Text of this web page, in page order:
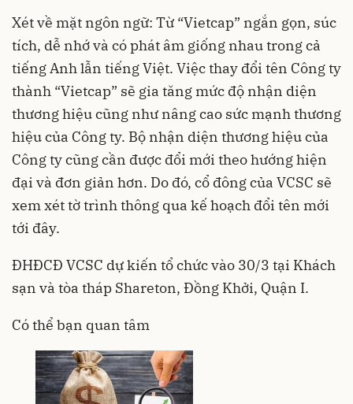
Xét về mặt ngôn ngữ: Từ “Vietcap” ngắn gọn, súc
tích, dễ nhớ và có phát âm giống nhau trong cả
tiếng Anh lẫn tiếng Việt. Việc thay đổi tên Công ty
thành “Vietcap” sẽ gia tăng mức độ nhận diện
thương hiệu cũng như nâng cao sức mạnh thương
hiệu của Công ty. Bộ nhận diện thương hiệu của
Công ty cũng cần được đổi mới theo hướng hiện
đại và đơn giản hơn. Do đó, cổ đông của VCSC sẽ
xem xét tờ trình thông qua kế hoạch đổi tên mới
tới đây.
ĐHĐCĐ VCSC dự kiến tổ chức vào 30/3 tại Khách
sạn và tòa tháp Shareton, Đồng Khởi, Quận I.
Có thể bạn quan tâm